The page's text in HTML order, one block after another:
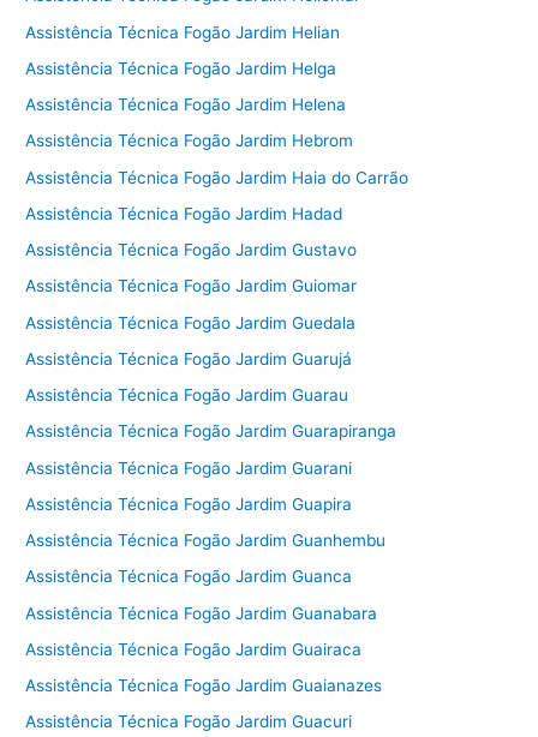
Assistência Técnica Fogão Jardim Helian
Assistência Técnica Fogão Jardim Helga
Assistência Técnica Fogão Jardim Helena
Assistência Técnica Fogão Jardim Hebrom
Assistência Técnica Fogão Jardim Haia do Carrão
Assistência Técnica Fogão Jardim Hadad
Assistência Técnica Fogão Jardim Gustavo
Assistência Técnica Fogão Jardim Guiomar
Assistência Técnica Fogão Jardim Guedala
Assistência Técnica Fogão Jardim Guarujá
Assistência Técnica Fogão Jardim Guarau
Assistência Técnica Fogão Jardim Guarapiranga
Assistência Técnica Fogão Jardim Guarani
Assistência Técnica Fogão Jardim Guapira
Assistência Técnica Fogão Jardim Guanhembu
Assistência Técnica Fogão Jardim Guanca
Assistência Técnica Fogão Jardim Guanabara
Assistência Técnica Fogão Jardim Guairaca
Assistência Técnica Fogão Jardim Guaianazes
Assistência Técnica Fogão Jardim Guacuri